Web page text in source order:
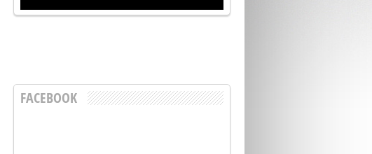
FACEBOOK